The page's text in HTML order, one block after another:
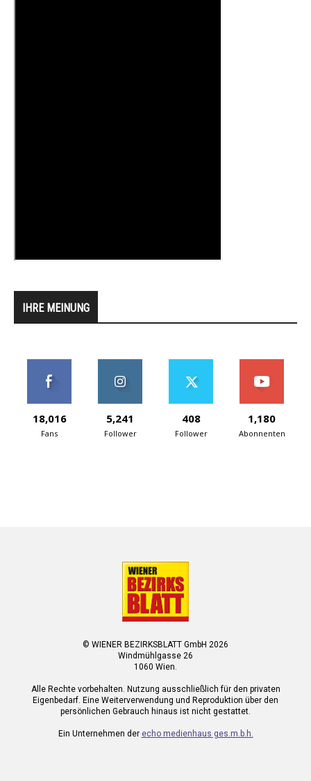
IHRE MEINUNG
18,016
Fans
5,241
Follower
408
Follower
1,180
Abonnenten
© WIENER BEZIRKSBLATT GmbH 2026
Windmühlgasse 26
1060 Wien.
Alle Rechte vorbehalten. Nutzung ausschließlich für den privaten
Eigenbedarf. Eine Weiterverwendung und Reproduktion über den
persönlichen Gebrauch hinaus ist nicht gestattet.
Ein Unternehmen der echo medienhaus ges.m.b.h.